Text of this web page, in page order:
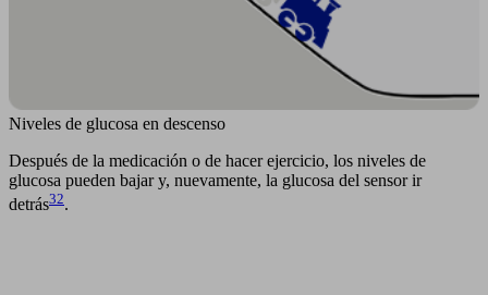
Niveles de glucosa en descenso
Después de la medicación o de hacer ejercicio, los niveles de
glucosa pueden bajar y, nuevamente, la glucosa del sensor ir
detrás32.